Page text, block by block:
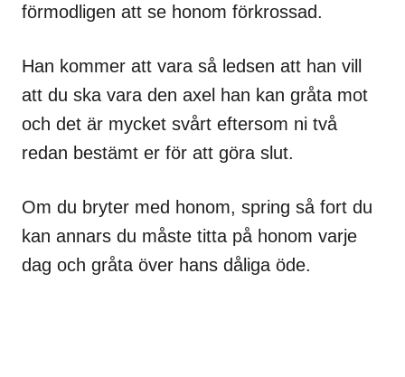
förmodligen att se honom förkrossad.
Han kommer att vara så ledsen att han vill
att du ska vara den axel han kan gråta mot
och det är mycket svårt eftersom ni två
redan bestämt er för att göra slut.
Om du bryter med honom, spring så fort du
kan annars du måste titta på honom varje
dag och gråta över hans dåliga öde.